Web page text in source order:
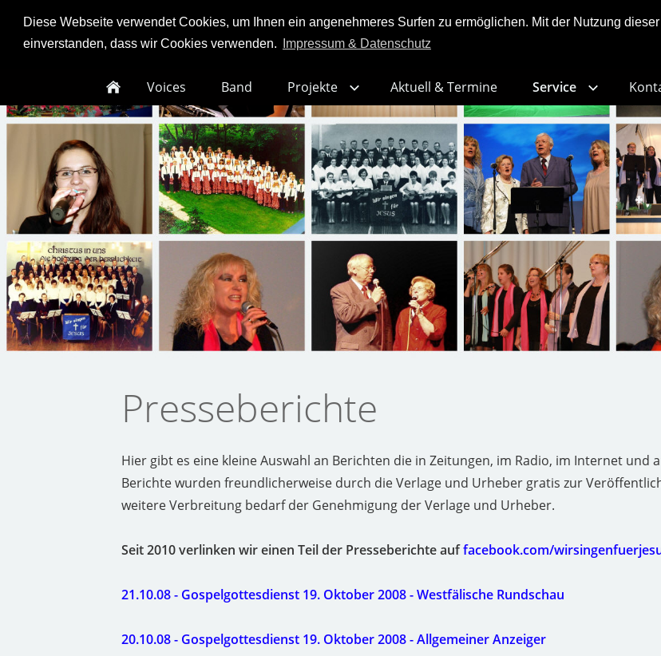
Diese Webseite verwendet Cookies, um Ihnen ein angenehmeres Surfen zu ermöglichen. Mit der Nutzung
einverstanden, dass wir Cookies verwenden.
Impressum & Datenschutz
Voices Band Projekte Aktuell & Termine Service
Presseberichte
Hier gibt es eine kleine Auswahl an Berichten die in Zeitungen, im Radio, im Internet
Berichte wurden freundlicherweise durch die Verlage und Urheber gratis zur
weitere Verbreitung bedarf der Genehmigung der Verlage und Urheber.
Seit 2010 verlinken wir einen Teil der Presseberichte auffacebook.com/
21.10.08 - Gospelgottesdienst 19. Oktober 2008 - Westfälische Rundschau
20.10.08 - Gospelgottesdienst 19. Oktober 2008 - Allgemeiner Anzeiger